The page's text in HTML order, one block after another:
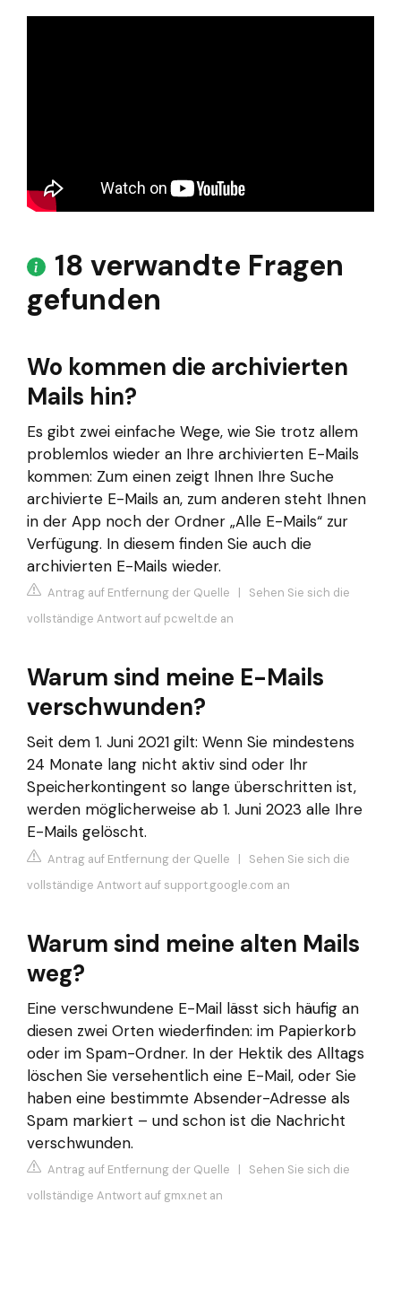
18 verwandte Fragen
gefunden
Wo kommen die archivierten
Mails hin?
Es gibt zwei einfache Wege, wie Sie trotz allem
problemlos wieder an Ihre archivierten E-Mails
kommen: Zum einen zeigt Ihnen Ihre Suche
archivierte E-Mails an, zum anderen steht Ihnen
in der App noch der Ordner „Alle E-Mails“ zur
Verfügung. In diesem finden Sie auch die
archivierten E-Mails wieder.
Antrag auf Entfernung der Quelle | Sehen Sie sich die
vollständige Antwort auf pcwelt.de an
Warum sind meine E-Mails
verschwunden?
Seit dem 1. Juni 2021 gilt: Wenn Sie mindestens
24 Monate lang nicht aktiv sind oder Ihr
Speicherkontingent so lange überschritten ist,
werden möglicherweise ab 1. Juni 2023 alle Ihre
E-Mails gelöscht.
Antrag auf Entfernung der Quelle | Sehen Sie sich die
vollständige Antwort auf support.google.com an
Warum sind meine alten Mails
weg?
Eine verschwundene E-Mail lässt sich häufig an
diesen zwei Orten wiederfinden: im Papierkorb
oder im Spam-Ordner. In der Hektik des Alltags
löschen Sie versehentlich eine E-Mail, oder Sie
haben eine bestimmte Absender-Adresse als
Spam markiert – und schon ist die Nachricht
verschwunden.
Antrag auf Entfernung der Quelle | Sehen Sie sich die
vollständige Antwort auf gmx.net an